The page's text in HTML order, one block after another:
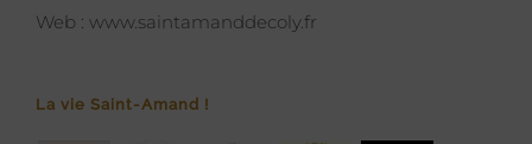
Web : www.saintamanddecoly.fr
La vie Saint-Amand !